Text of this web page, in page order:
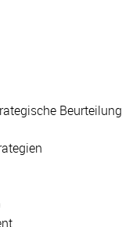
Beurteilung